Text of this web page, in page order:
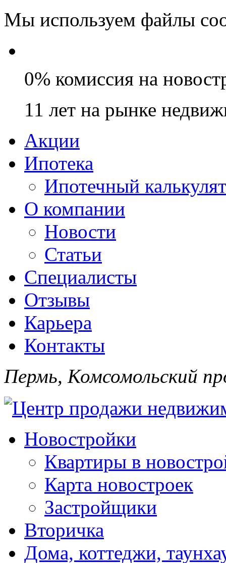
Мы используем файлы
0% комиссия на
11 лет на рынке
Акции
Ипотека
Ипотечный
О компании
Новости
Статьи
Специалисты
Отзывы
Карьера
Контакты
Пермь, Комсомольский
Новостройки
Квартиры в
Карта новостроек
Застройщики
Вторичка
Дома, коттеджи,